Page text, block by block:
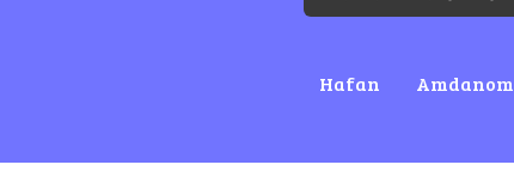
Hafan Amdanom